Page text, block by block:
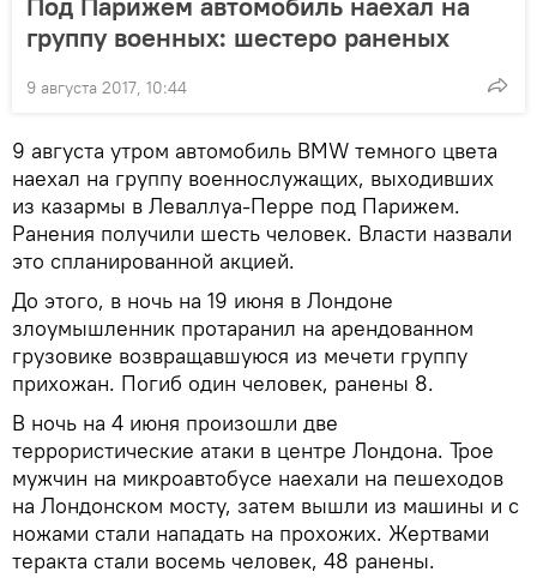
группу военных: шестеро раненых
9 августа 2017, 10:44
9 августа утром автомобиль BMW темного цвета
наехал на группу военнослужащих, выходивших
из казармы в Леваллуа-Перре под Парижем.
Ранения получили шесть человек. Власти назвали
это спланированной акцией.
До этого, в ночь на 19 июня в Лондоне
злоумышленник протаранил на арендованном
грузовике возвращавшуюся из мечети группу
прихожан. Погиб один человек, ранены 8.
В ночь на 4 июня произошли две
террористические атаки в центре Лондона. Трое
мужчин на микроавтобусе наехали на пешеходов
на Лондонском мосту, затем вышли из машины и с
ножами стали нападать на прохожих. Жертвами
теракта стали восемь человек, 48 ранены.